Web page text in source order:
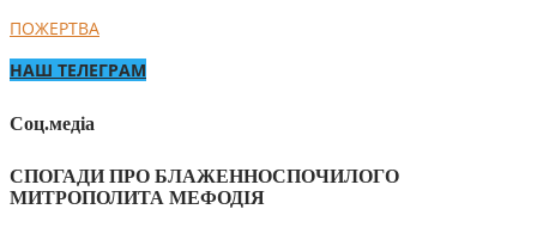
ПОЖЕРТВА
НАШ ТЕЛЕГРАМ
Соц.медіа
СПОГАДИ ПРО БЛАЖЕННОСПОЧИЛОГО
МИТРОПОЛИТА МЕФОДІЯ